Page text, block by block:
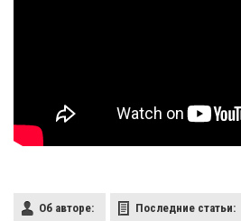
Об авторе: Последние статьи: